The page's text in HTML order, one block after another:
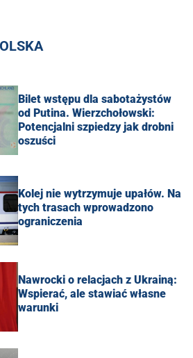
Bilet wstępu dla sabotażystów
od Putina. Wierzchołowski:
Potencjalni szpiedzy jak drobni
oszuści
Kolej nie wytrzymuje upałów. Na
tych trasach wprowadzono
ograniczenia
Nawrocki o relacjach z Ukrainą:
Wspierać, ale stawiać własne
warunki